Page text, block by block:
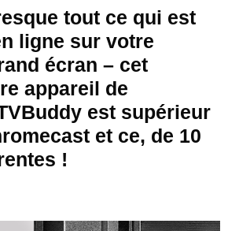
tout ce qui est
ligne sur votre
écran – cet
appareil de
est supérieur
et ce, de 10
!